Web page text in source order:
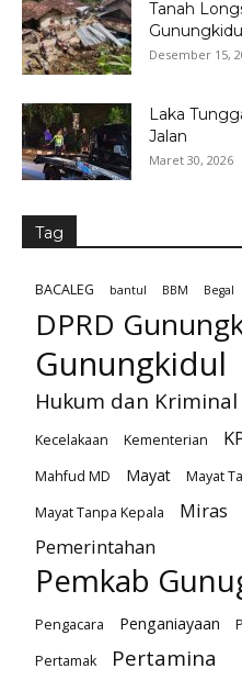
Tanah
Desember 15,
Laka
Jalan
Maret 30, 2026
Tag
BACALEG bantul BBM Begal
DPRD
Gunungkidul
Hukum dan Kriminal
Kecelakaan
Kementerian
Mahfud MD
Mayat
Mayat
Mayat Tanpa Kepala
Miras
Pemerintahan
Pemkab
Pengacara Penganiayaan
Pertamak Pertamina